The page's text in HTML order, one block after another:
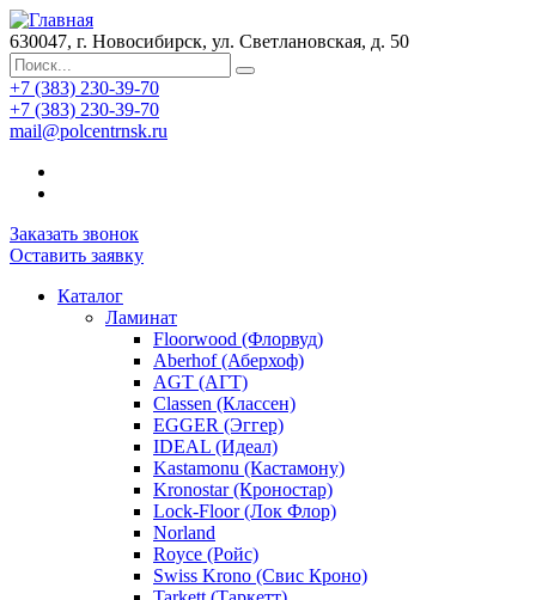
630047, г. Новосибирск, ул. Светлановская, д. 50
+7 (383) 230-39-70
+7 (383) 230-39-70
mail@polcentrnsk.ru
Заказать звонок
Оставить заявку
Каталог
Ламинат
Floorwood (Флорвуд)
Aberhof (Аберхоф)
AGT (АГТ)
Classen (Классен)
EGGER (Эггер)
IDEAL (Идеал)
Kastamonu (Кастамону)
Kronostar (Кроностар)
Lock-Floor (Лок Флор)
Norland
Royce (Ройс)
Swiss Krono (Свис Кроно)